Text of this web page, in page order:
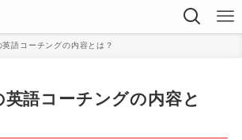
語コーチングの内容とは？
語コーチングの内容と